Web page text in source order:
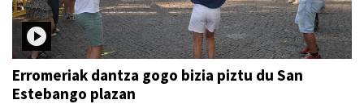
Erromeriak dantza gogo bizia piztu du San
Estebango plazan